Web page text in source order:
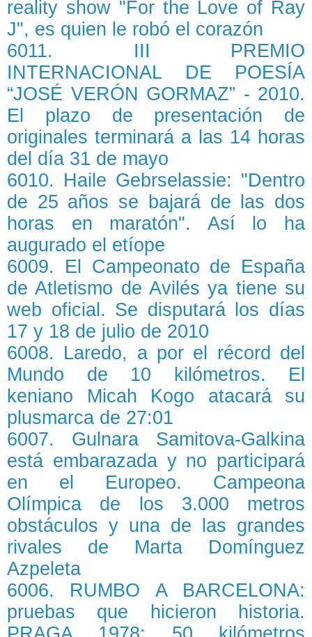
reality show "For the Love of Ray
J", es quien le robó el corazón
6011. III PREMIO
INTERNACIONAL DE POESÍA
“JOSÉ VERÓN GORMAZ” - 2010.
El plazo de presentación de
originales terminará a las 14 horas
del día 31 de mayo
6010. Haile Gebrselassie: "Dentro
de 25 años se bajará de las dos
horas en maratón". Así lo ha
augurado el etíope
6009. El Campeonato de España
de Atletismo de Avilés ya tiene su
web oficial. Se disputará los días
17 y 18 de julio de 2010
6008. Laredo, a por el récord del
Mundo de 10 kilómetros. El
keniano Micah Kogo atacará su
plusmarca de 27:01
6007. Gulnara Samitova-Galkina
está embarazada y no participará
en el Europeo. Campeona
Olímpica de los 3.000 metros
obstáculos y una de las grandes
rivales de Marta Domínguez
Azpeleta
6006. RUMBO A BARCELONA:
pruebas que hicieron historia.